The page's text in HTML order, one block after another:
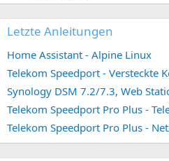
Letzte Anleitungen
Home Assistant - Alpine Linux
Telekom Speedport - Versteckte
Telekom Speedport Pro Plus -
Telekom Speedport Pro Plus -